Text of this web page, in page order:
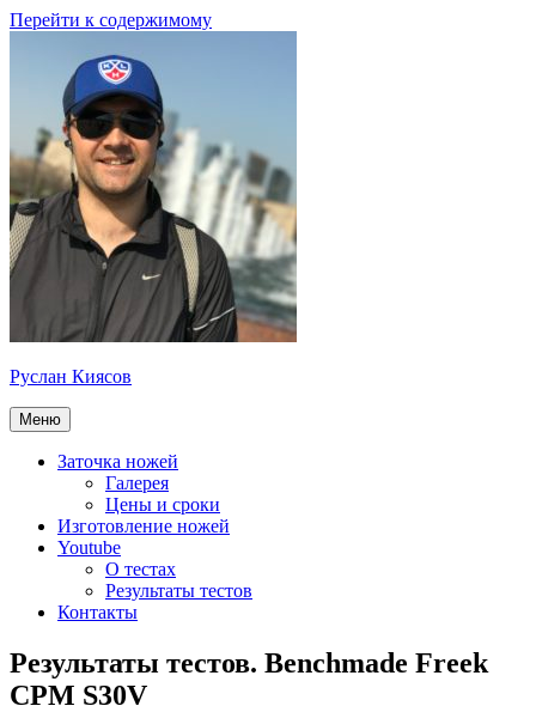
Перейти к содержимому
Руслан Киясов
Меню
Заточка ножей
Галерея
Цены и сроки
Изготовление ножей
Youtube
О тестах
Результаты тестов
Контакты
Результаты тестов. Benchmade Freek
CPM S30V